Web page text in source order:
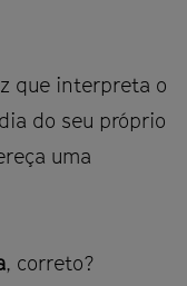
que interpreta o
do seu próprio
uma
, correto?